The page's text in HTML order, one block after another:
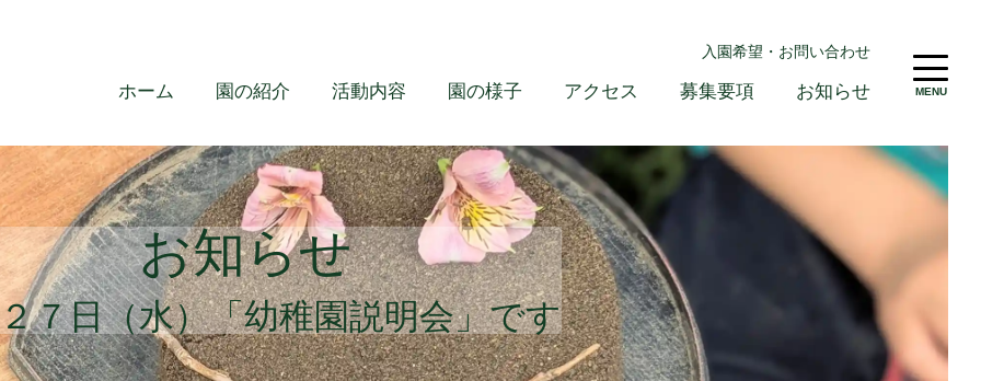
入園希望・お問い合わせ
ホーム 園の紹介 活動内容 園の様子 アクセス 募集要項 お知らせ MENU
お知らせ
７日（水）「幼稚園説明会」です